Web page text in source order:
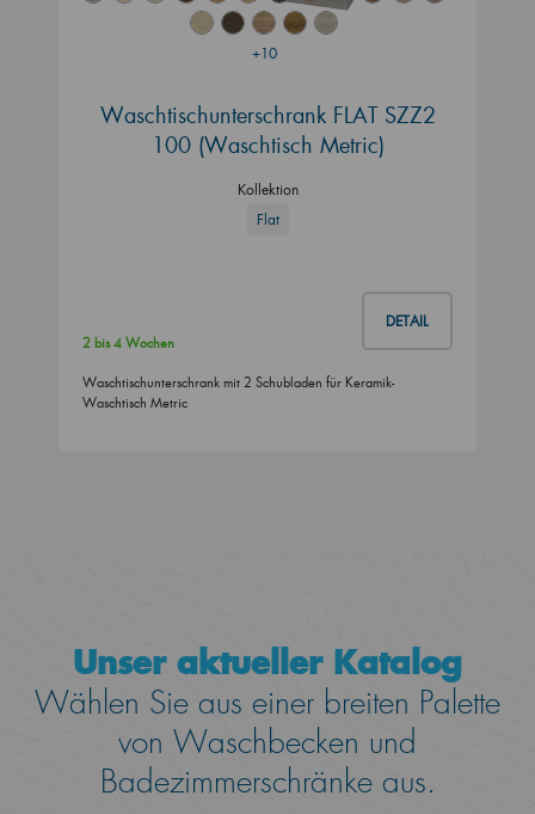
+10
Waschtischunterschrank FLAT SZZ2
100 (Waschtisch Metric)
Kollektion
Flat
DETAIL
2 bis 4 Wochen
Waschtischunterschrank mit 2 Schubladen für Keramik-
Waschtisch Metric
Unser aktueller Katalog
Wählen Sie aus einer breiten Palette
von Waschbecken und
Badezimmerschränke aus.